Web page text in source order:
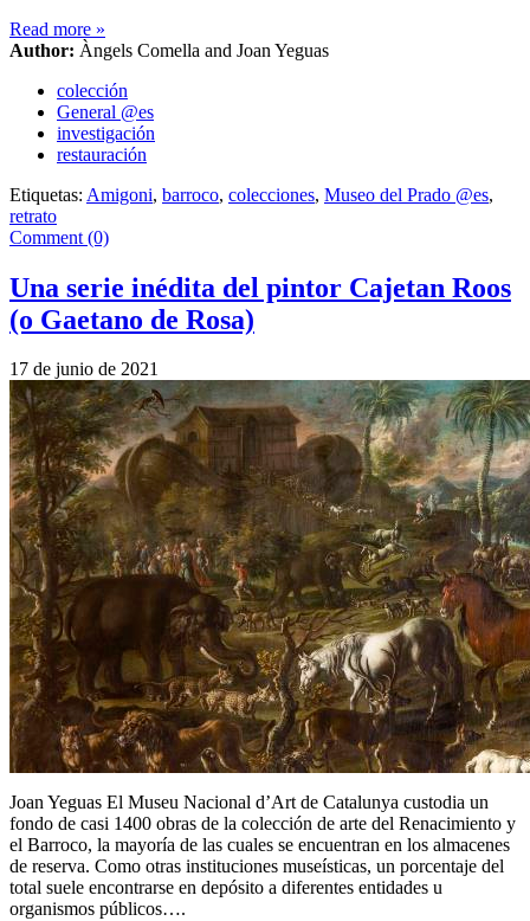
Read more »
Author: Àngels Comella and Joan Yeguas
colección
General @es
investigación
restauración
Etiquetas: Amigoni, barroco, colecciones, Museo del Prado @es,
retrato
Comment (0)
Una serie inédita del pintor Cajetan Roos
(o Gaetano de Rosa)
17 de junio de 2021
Joan Yeguas El Museu Nacional d’Art de Catalunya custodia un
fondo de casi 1400 obras de la colección de arte del Renacimiento y
el Barroco, la mayoría de las cuales se encuentran en los almacenes
de reserva. Como otras instituciones museísticas, un porcentaje del
total suele encontrarse en depósito a diferentes entidades u
organismos públicos….